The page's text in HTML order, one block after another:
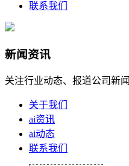
联系我们
新闻资讯
关注行业动态、报道公司新闻
关于我们
ai资讯
ai动态
联系我们